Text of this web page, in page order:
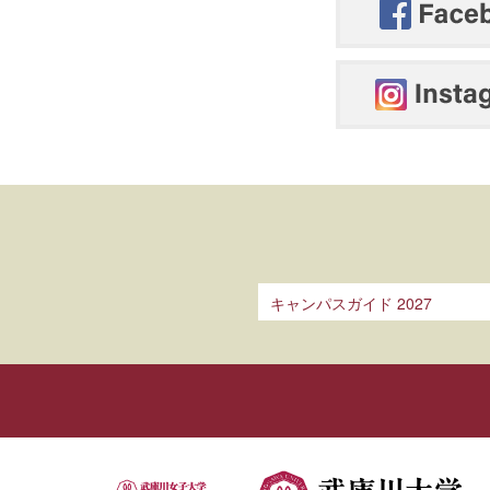
キャンパスガイド 2027